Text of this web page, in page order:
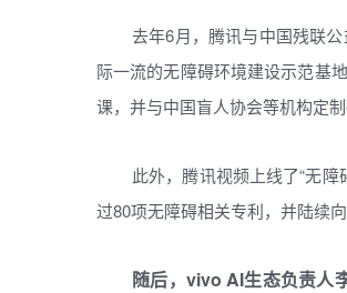
去年6月，腾讯与中国残联
际一流的无障碍环境建设示范基
课，并与中国盲人协会等机构定
此外，腾讯视频上线了“无
过80项无障碍相关专利，并陆续
随后，vivo AI生态负责人